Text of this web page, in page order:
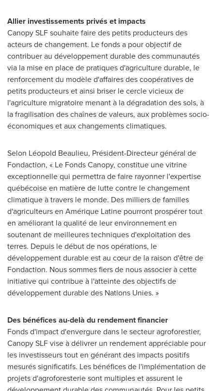
Allier investissements privés et impacts
Canopy SLF souhaite faire des petits producteurs des
acteurs de changement. Le fonds a pour objectif de
contribuer au développement durable des communautés
via la mise en place de pratiques d'agriculture durable, le
renforcement du modèle d'affaires des coopératives de
petits producteurs et ainsi briser le cercle vicieux de
l'agriculture migratoire menant à la dégradation des sols, à
la fragilisation des chaînes de valeurs, aux problèmes socio-
économiques et aux changements climatiques.
Selon Léopold Beaulieu, Président-Directeur général de
Fondaction, « Le Fonds Canopy, constitue une vitrine
exceptionnelle qui permettra de faire rayonner l'expertise
québécoise en matière de lutte contre le changement
climatique à travers le monde. Des milliers de familles
d'agriculteurs en Amérique Latine pourront prospérer tout
en améliorant la qualité de leur environnement en
soutenant de meilleures techniques d'exploitation des
terres. Depuis le début de nos opérations, le
développement durable est au cœur de la raison d'être de
Fondaction. Nous sommes fiers de nous associer à cette
initiative qui contribue à l'atteinte des objectifs de
développement durable des Nations Unies. »
Des bénéfices au-delà du rendement financier
Fonds d'impact d'envergure dans le secteur agroforestier,
Canopy SLF vise à délivrer un rendement appréciable pour
les investisseurs tout en générant des impacts positifs
mesurés significatifs. Les bénéfices de l'implémentation de
projets d'agroforesterie sont multiples et assurent le